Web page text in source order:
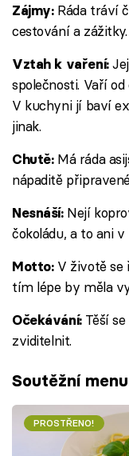
Zájmy:Ráda tráví
cestování a zážitky.
Vztah k vaření:
společnosti. Vaří
V kuchyni jí baví
jinak.
Chutě:Má ráda
nápaditě
Nesnáší:Nejí
čokoládu, a to ani
Motto:V životě se
tím lépe by měla
Očekávání:Těší se
zviditelnit.
Soutěžní
PROSTŘENO!